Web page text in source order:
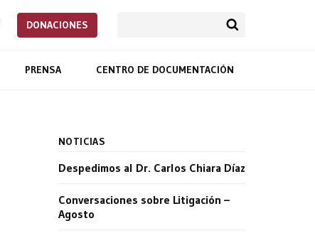
DONACIONES
PRENSA CENTRO DE DOCUMENTACIÓN
NOTICIAS
Despedimos al Dr. Carlos Chiara Díaz
Conversaciones sobre Litigación –
Agosto